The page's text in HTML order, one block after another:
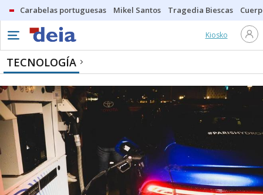
Carabelas portuguesas Mikel Santos Tragedia Biescas
Kiosko
TECNOLOGÍA